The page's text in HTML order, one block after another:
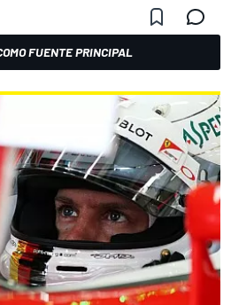
FUENTE PRINCIPAL